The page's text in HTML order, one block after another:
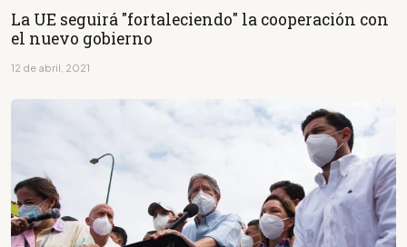
La UE seguirá "fortaleciendo" la cooperación con
el nuevo gobierno
12 de abril, 2021